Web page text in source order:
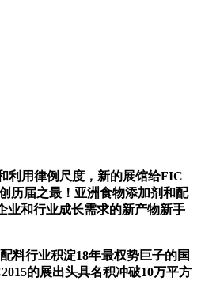
利用律例尺度，新的展馆给FIC
历届之最！亚洲食物添加剂和配
业和行业成长需求的新产物新手
料行业积淀18年最权势巨子的国
的展出头具名积冲破10万平方